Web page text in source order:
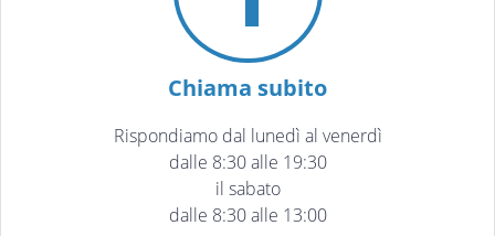
Chiama subito
Rispondiamo dal lunedì al venerdì
dalle 8:30 alle 19:30
il sabato
dalle 8:30 alle 13:00